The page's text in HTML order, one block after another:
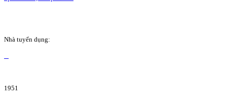
Nhà tuyển dụng:
1951